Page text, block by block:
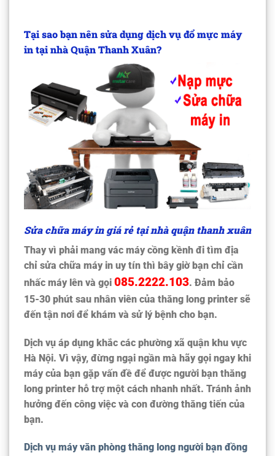
Tại sao bạn nên sửa dụng dịch vụ đổ mực máy
in tại nhà Quận Thanh Xuân?
Sửa chữa máy in giá rẻ tại nhà quận thanh xuân
Thay vì phải mang vác máy cồng kềnh đi tìm địa
chỉ sửa chữa máy in uy tín thì bây giờ bạn chỉ cần
nhấc máy lên và gọi 085.2222.103. Đảm bảo
15-30 phút sau nhân viên của thăng long printer sẽ
đến tận nơi để khám và sử lý bệnh cho bạn.
Dịch vụ áp dụng khắc các phường xã quận khu vực
Hà Nội. Vì vậy, đừng ngại ngần mà hãy gọi ngay khi
máy của bạn gặp vấn đề để được người bạn thăng
long printer hỗ trợ một cách nhanh nhất. Tránh ảnh
hưởng đến công việc và con đường thăng tiến của
bạn.
Dịch vụ máy văn phòng thăng long người bạn đồng